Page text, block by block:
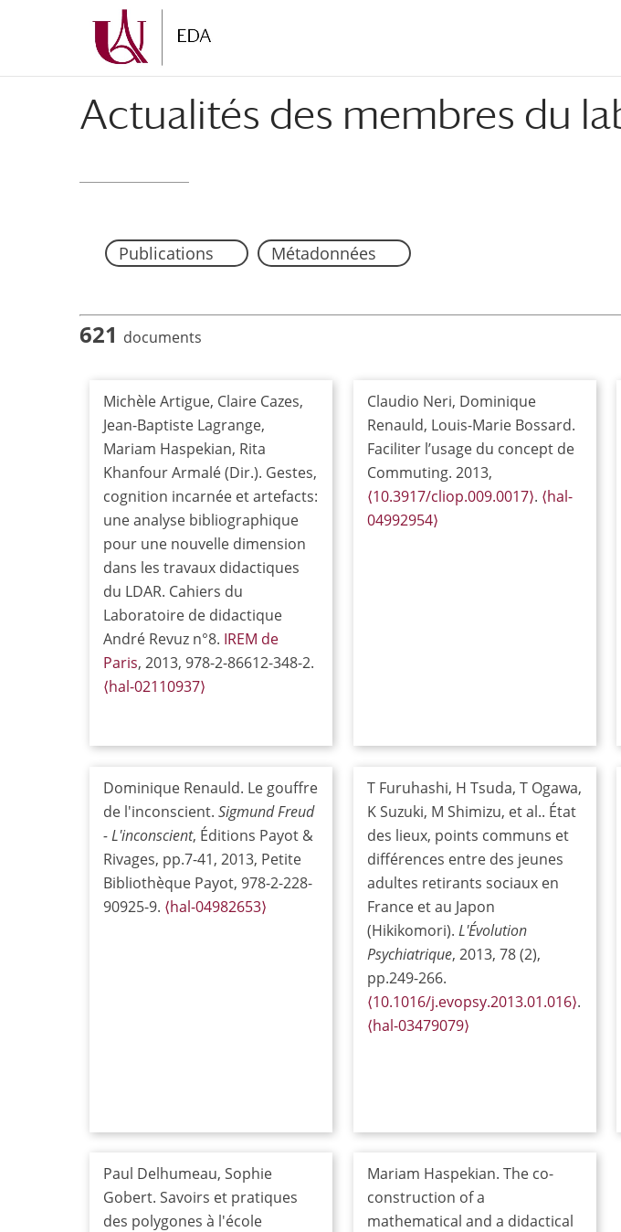
principal
navigation
Actualités des membres du
Publications Métadonnées
621 documents
Michèle Artigue, Claire Cazes,
Jean-Baptiste Lagrange,
Mariam Haspekian, Rita
Khanfour Armalé (Dir.). Gestes,
cognition incarnée et artefacts:
une analyse bibliographique
pour une nouvelle dimension
dans les travaux didactiques
du LDAR. Cahiers du
Laboratoire de didactique
André Revuz n°8. IREM de
Paris, 2013, 978-2-86612-348-2.
⟨hal-02110937⟩
Claudio Neri, Dominique
Renauld, Louis-Marie Bossard.
Faciliter l’usage du concept de
Commuting. 2013,
⟨10.3917/cliop.009.0017⟩. ⟨hal-
04992954⟩
Dominique Renauld. Le gouffre
de l'inconscient.Sigmund Freud
- L'inconscient, Éditions Payot &
Rivages, pp.7-41, 2013, Petite
Bibliothèque Payot, 978-2-228-
90925-9. ⟨hal-04982653⟩
T Furuhashi, H Tsuda, T Ogawa,
K Suzuki, M Shimizu, et al.. État
des lieux, points communs et
différences entre des jeunes
adultes retirants sociaux en
France et au Japon
(Hikikomori). L'Évolution
Psychiatrique, 2013, 78 (2),
pp.249-266.
⟨10.1016/j.evopsy.2013.01.016⟩.
⟨hal-03479079⟩
Paul Delhumeau, Sophie
Gobert. Savoirs et pratiques
des polygones à l'école
Mariam Haspekian. The co-
construction of a
mathematical and a didactical